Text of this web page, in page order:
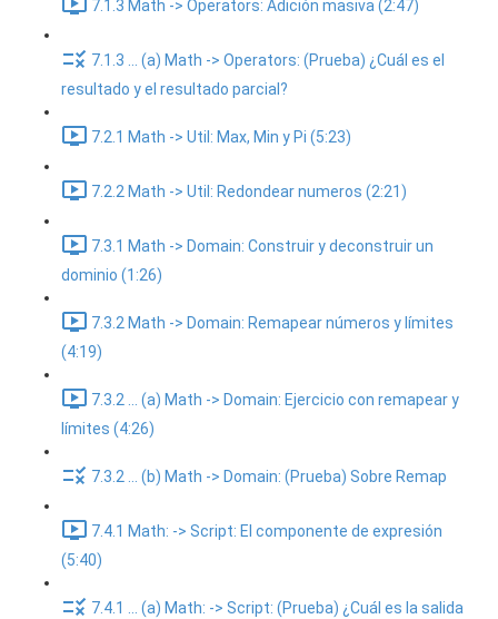
7.1.3 Math -> Operators: Adición masiva (2:47)
7.1.3 ... (a) Math -> Operators: (Prueba) ¿Cuál es el
resultado y el resultado parcial?
7.2.1 Math -> Util: Max, Min y Pi (5:23)
7.2.2 Math -> Util: Redondear numeros (2:21)
7.3.1 Math -> Domain: Construir y deconstruir un
dominio (1:26)
7.3.2 Math -> Domain: Remapear números y límites
(4:19)
7.3.2 ... (a) Math -> Domain: Ejercicio con remapear y
límites (4:26)
7.3.2 ... (b) Math -> Domain: (Prueba) Sobre Remap
7.4.1 Math: -> Script: El componente de expresión
(5:40)
7.4.1 ... (a) Math: -> Script: (Prueba) ¿Cuál es la salida